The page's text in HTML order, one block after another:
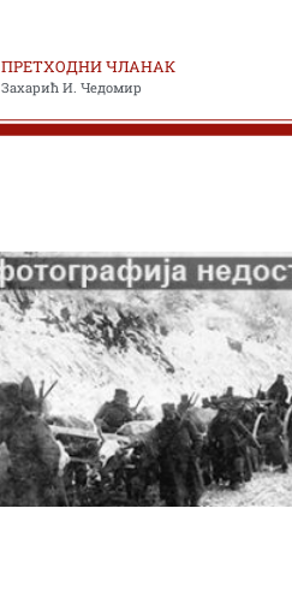
ПРЕТХОДНИ ЧЛАНАК
Захарић И. Чедомир